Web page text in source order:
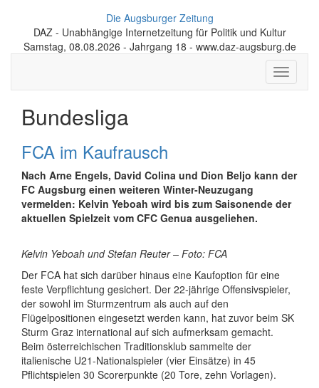
Die Augsburger Zeitung
DAZ - Unabhängige Internetzeitung für Politik und Kultur
Samstag, 08.08.2026 - Jahrgang 18 - www.daz-augsburg.de
Toggle
Bundesliga
FCA im Kaufrausch
Nach Arne Engels, David Colina und Dion Beljo kann der
FC Augsburg einen weiteren Winter-Neuzugang
vermelden: Kelvin Yeboah wird bis zum Saisonende der
aktuellen Spielzeit vom CFC Genua ausgeliehen.
Kelvin Yeboah und Stefan Reuter – Foto: FCA
Der FCA hat sich darüber hinaus eine Kaufoption für eine
feste Verpflichtung gesichert. Der 22-jährige Offensivspieler,
der sowohl im Sturmzentrum als auch auf den
Flügelpositionen eingesetzt werden kann, hat zuvor beim SK
Sturm Graz international auf sich aufmerksam gemacht.
Beim österreichischen Traditionsklub sammelte der
italienische U21-Nationalspieler (vier Einsätze) in 45
Pflichtspielen 30 Scorerpunkte (20 Tore, zehn Vorlagen).